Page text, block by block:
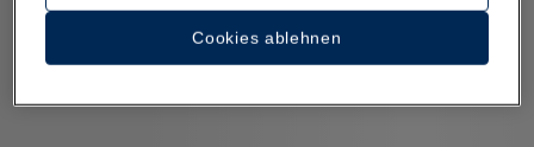
Cookies ablehnen